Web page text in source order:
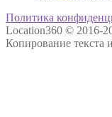
Политика
Location360 © 2016-
Копирование текста